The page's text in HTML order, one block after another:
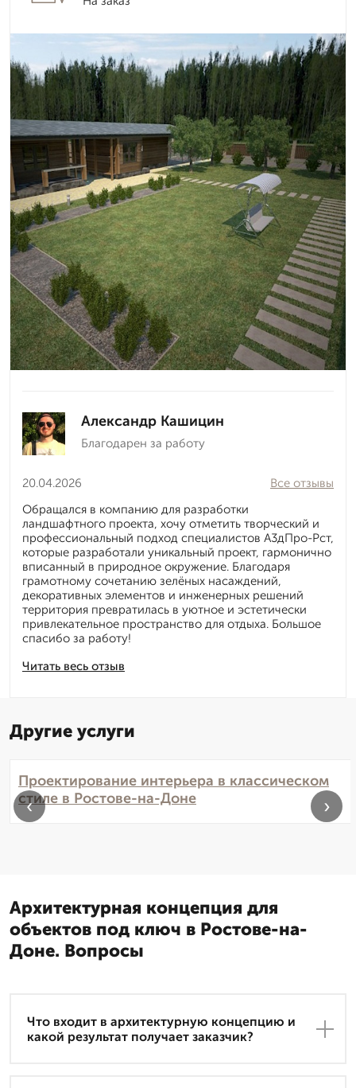
Александр Кашицин
Благодарен за работу
20.04.2026
Читать весь отзыв
Все отзывы
Обращался в компанию для разработки
ландшафтного проекта, хочу отметить творческий и
профессиональный подход специалистов А3дПро-Рст,
которые разработали уникальный проект, гармонично
вписанный в природное окружение. Благодаря
грамотному сочетанию зелёных насаждений,
декоративных элементов и инженерных решений
территория превратилась в уютное и эстетически
привлекательное пространство для отдыха. Большое
спасибо за работу!
Другие услуги
Проектирование интерьера в классическом
стиле в Ростове-на-Доне
‹ ›
Архитектурная концепция для
объектов под ключ в Ростове-на-
Доне. Вопросы
Что входит в архитектурную концепцию и
какой результат получает заказчик?